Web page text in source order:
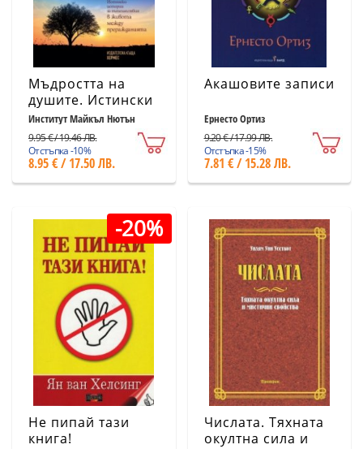
Мъдростта на
душите. Истински
истории за
пътешествия в
живота между
преражданията
Институт Майкъл Нютън
9.95 € / 19.46 ЛВ.
Отстъпка -10%
8.95 € / 17.50 ЛВ.
Акашовите записи
Ернесто Ортиз
9.20 € / 17.99 ЛВ.
Отстъпка -15%
7.81 € / 15.28 ЛВ.
-20%
Не пипай тази
книга!
Числата. Тяхната
окултна сила и